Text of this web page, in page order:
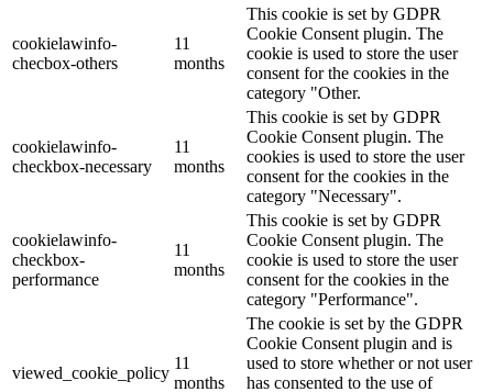
cookielawinfo-
checbox-others
11
months
This cookie is set by GDPR
Cookie Consent plugin. The
cookie is used to store the user
consent for the cookies in the
category "Other.
cookielawinfo-
checkbox-necessary
11
months
This cookie is set by GDPR
Cookie Consent plugin. The
cookies is used to store the user
consent for the cookies in the
category "Necessary".
cookielawinfo-
checkbox-
performance
11
months
This cookie is set by GDPR
Cookie Consent plugin. The
cookie is used to store the user
consent for the cookies in the
category "Performance".
viewed_cookie_policy
11
months
The cookie is set by the GDPR
Cookie Consent plugin and is
used to store whether or not user
has consented to the use of